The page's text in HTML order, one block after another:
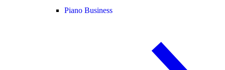
Piano Business